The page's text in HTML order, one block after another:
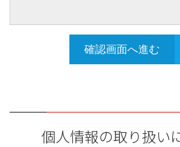
確認画面へ進む
個人情報の取り扱い